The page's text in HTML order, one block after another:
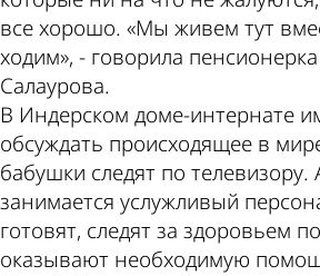
все хорошо. «Мы живем тут
ходим», - говорила
Салаурова.
В Индерском доме-интернате
обсуждать происходящее в
бабушки следят по
занимается услужливый
готовят, следят за здоровьем
оказывают необходимую